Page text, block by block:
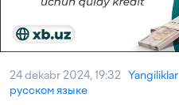
24 dekabr 2024, 19:32 Yangiliklar
русском языке